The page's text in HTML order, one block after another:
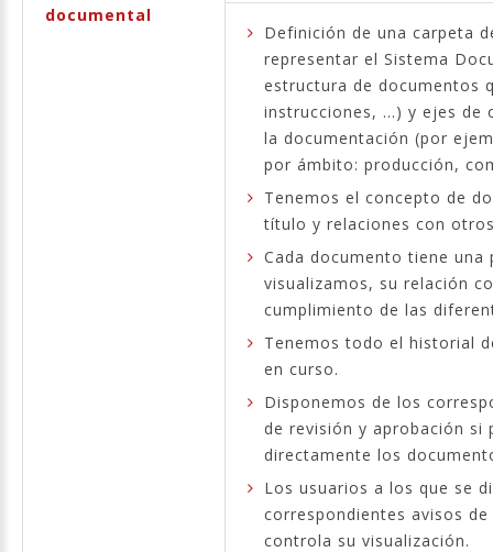
documental
Definición de una carpeta
representar el Sistema
estructura de documentos
instrucciones, ...) y ejes de
la documentación (por
por ámbito: producción,
Tenemos el concepto de
título y relaciones con
Cada documento tiene
visualizamos, su relación
cumplimiento de las
Tenemos todo el historial
en curso.
Disponemos de los
de revisión y aprobación si
directamente los
Los usuarios a los que se
correspondientes avisos
controla su visualización.